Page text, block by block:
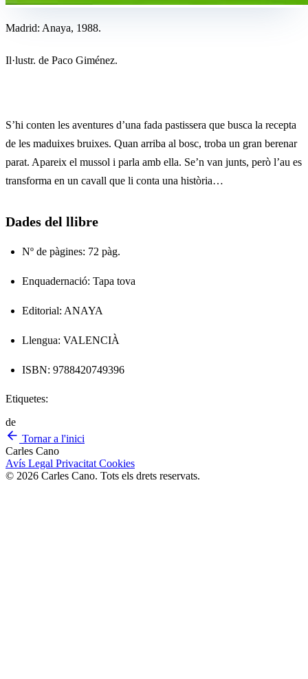
Madrid: Anaya, 1988.
Il·lustr. de Paco Giménez.
S’hi conten les aventures d’una fada pastissera que busca la recepta
de les maduixes bruixes. Quan arriba al bosc, troba un gran berenar
parat. Apareix el mussol i parla amb ella. Se’n van junts, però l’au es
transforma en un cavall que li conta una història…
Dades del llibre
Nº de pàgines: 72 pàg.
Enquadernació: Tapa tova
Editorial: ANAYA
Llengua: VALENCIÀ
ISBN: 9788420749396
Etiquetes:
de
Tornar a l'inici
Carles Cano
Avís Legal Privacitat Cookies
© 2026 Carles Cano. Tots els drets reservats.